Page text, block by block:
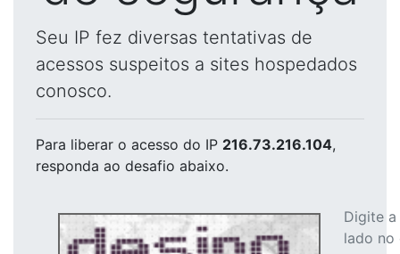
Seu IP fez diversas tentativas de
acessos suspeitos a sites hospedados
conosco.
Para liberar o acesso do IP 216.73.216.104,
responda ao desafio abaixo.
Digite
lado no